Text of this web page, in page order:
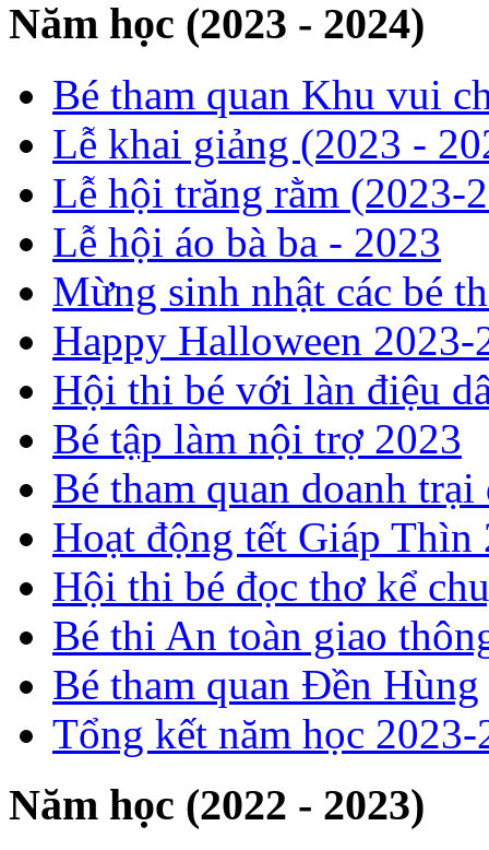
Năm học (2023 - 2024)
Bé tham quan Khu vui
Lễ khai giảng (2023 -
Lễ hội trăng rằm (2023-
Lễ hội áo bà ba - 2023
Mừng sinh nhật các bé
Happy Halloween 2023-
Hội thi bé với làn điệu
Bé tập làm nội trợ 2023
Bé tham quan doanh
Hoạt động tết Giáp Thìn
Hội thi bé đọc thơ kể
Bé thi An toàn giao
Bé tham quan Đền Hùng
Tổng kết năm học 2023-
Năm học (2022 - 2023)